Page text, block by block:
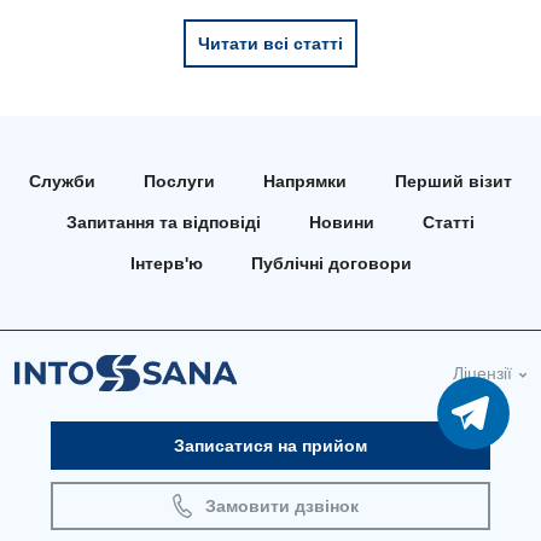
Читати всі статті
Служби Послуги Напрямки Перший візит
Запитання та відповіді Новини Статті
Інтерв'ю Публічні договори
Ліцензії
Записатися на прийом
Замовити дзвінок